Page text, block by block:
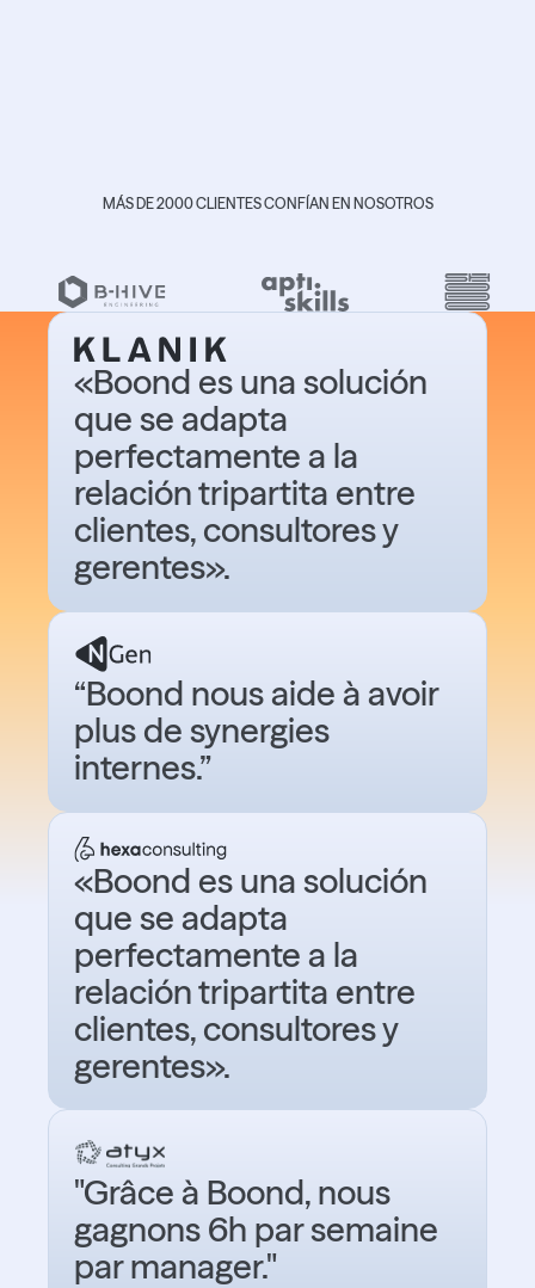
MÁS DE 2000 CLIENTES CONFÍAN EN NOSOTROS
«Boond es una solución
que se adapta
perfectamente a la
relación tripartita entre
clientes, consultores y
gerentes».
“Boond nous aide à avoir
plus de synergies
internes.”
«Boond es una solución
que se adapta
perfectamente a la
relación tripartita entre
clientes, consultores y
gerentes».
"Grâce à Boond, nous
gagnons 6h par semaine
par manager."